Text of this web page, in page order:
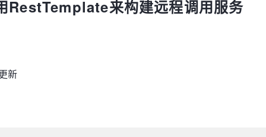
来构建远程调用服务
新